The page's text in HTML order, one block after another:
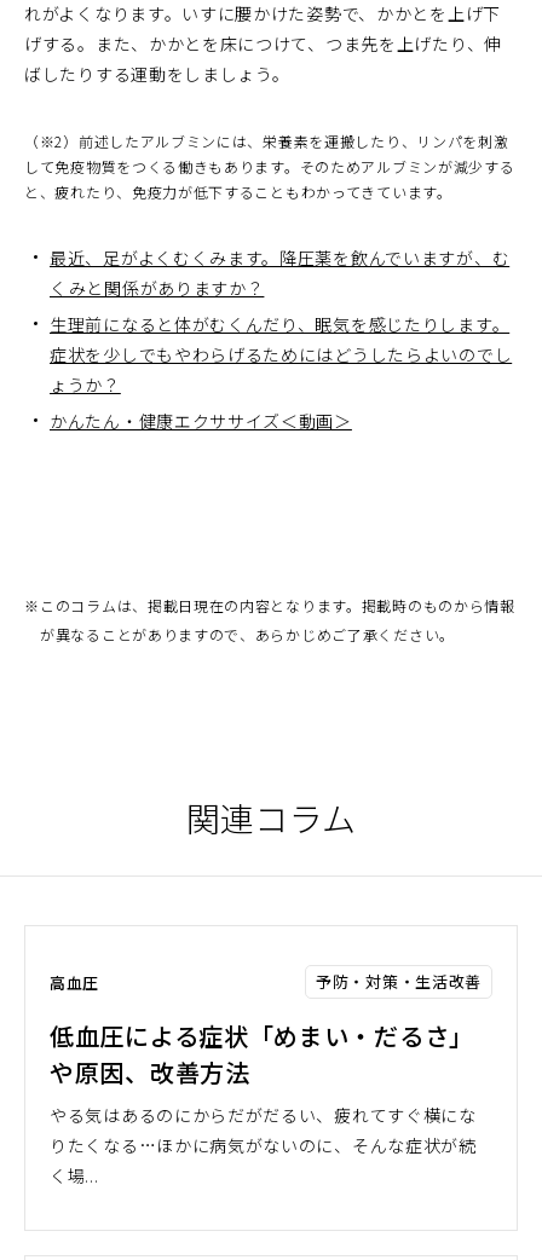
れがよくなります。いすに腰かけた姿勢で、かかとを上げ下
げする。また、かかとを床につけて、つま先を上げたり、伸
ばしたりする運動をしましょう。
（※2）前述したアルブミンには、栄養素を運搬したり、リンパを刺激
して免疫物質をつくる働きもあります。そのためアルブミンが減少する
と、疲れたり、免疫力が低下することもわかってきています。
最近、足がよくむくみます。降圧薬を飲んでいますが、む
くみと関係がありますか？
生理前になると体がむくんだり、眠気を感じたりします。
症状を少しでもやわらげるためにはどうしたらよいのでし
ょうか？
かんたん・健康エクササイズ＜動画＞
※ このコラムは、掲載日現在の内容となります。掲載時のものから情報
が異なることがありますので、あらかじめご了承ください。
関連コラム
高血圧 予防・対策・生活改善
低血圧による症状「めまい・だるさ」
や原因、改善方法
やる気はあるのにからだがだるい、疲れてすぐ横にな
りたくなる…ほかに病気がないのに、そんな症状が続
く場...